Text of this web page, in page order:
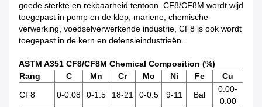
goede sterkte en rekbaarheid tentoon. CF8/CF8M wordt wijd
toegepast in pomp en de klep, mariene, chemische
verwerking, voedselverwerkende industrie, CF8 is ook wordt
toegepast in de kern en defensieindustrieën.
ASTM A351 CF8/CF8M Chemical Composition (%)
Rang
C Mn Cr Mo Ni Fe
Cu
CF8
0-0.08 0-1.5 18-21 0-0.5 9-11 Bal
0.00-
0.00